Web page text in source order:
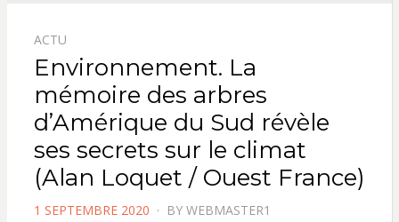
ACTU
Environnement. La
mémoire des arbres
d’Amérique du Sud révèle
ses secrets sur le climat
(Alan Loquet / Ouest France)
POSTED
1 SEPTEMBRE 2020 BY WEBMASTER1